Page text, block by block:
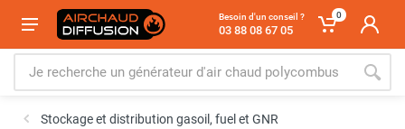
Besoin d'un conseil ?
03 88 08 67 05
0
Stockage et distribution gasoil, fuel et GNR